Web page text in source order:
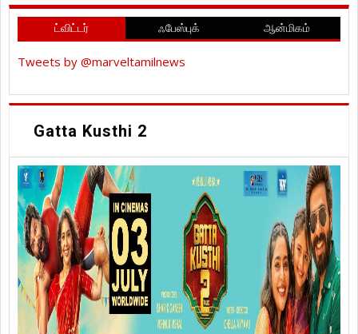
ட்விட்டர் ஃபேஸ்புக் ஆன்மிகம்
Tweets by @marveltamilnews
Gatta Kusthi 2